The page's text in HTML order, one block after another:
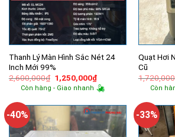
Thanh Lý Màn Hình Sắc Nét 24
Inch Mới 99%
2,600,000₫ Giá
gốc
là:
1,250,000₫Giá
hiện
tại
1,250,000₫.
Còn hàng - Giao nhanh
Quạt Hơi
Cũ
1,720,000
Còn
-40% -33%